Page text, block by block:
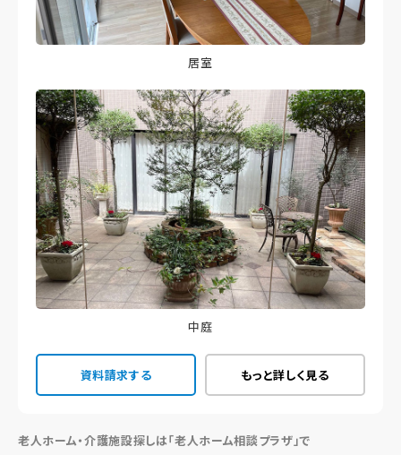
居室
中庭
資料請求する もっと詳しく見る
老人ホーム・介護施設探しは「老人ホーム相談プラザ」で